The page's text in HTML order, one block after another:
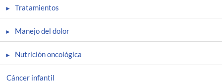
Tratamientos
Manejo del dolor
Nutrición oncológica
Cáncer infantil